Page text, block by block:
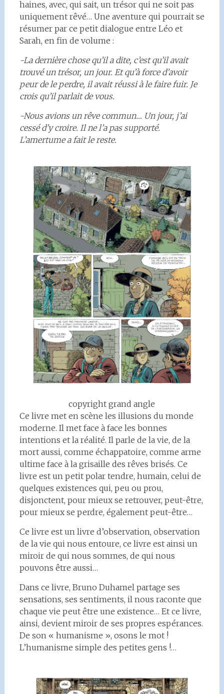
haines, avec, qui sait, un trésor qui ne soit pas
uniquement rêvé… Une aventure qui pourrait se
résumer par ce petit dialogue entre Léo et
Sarah, en fin de volume :
-La dernière chose qu’il a dite, c’est qu’il avait
trouvé un trésor, un jour. Et qu’à force d’avoir
peur de le perdre, il avait réussi à le faire fuir. Je
crois qu’il parlait de vous.
-Nous avions un rêve commun… Un jour, j’ai
cessé d’y croire. Il ne l’a pas supporté.
L’amertume a fait le reste.
copyright grand angle
Ce livre met en scène les illusions du monde
moderne. Il met face à face les bonnes
intentions et la réalité. Il parle de la vie, de la
mort aussi, comme échappatoire, comme arme
ultime face à la grisaille des rêves brisés. Ce
livre est un petit polar tendre, humain, celui de
quelques existences qui, peu ou prou,
disjonctent, pour mieux se retrouver, peut-être,
pour mieux se perdre, également peut-être…
Ce livre est un livre d’observation, observation
de la vie qui nous entoure, ce livre est ainsi un
miroir de qui nous sommes, de qui nous
pouvons être aussi…
Dans ce livre, Bruno Duhamel partage ses
sensations, ses sentiments, il nous raconte que
chaque vie peut être une existence… Et ce livre,
ainsi, devient miroir de ses propres espérances.
De son « humanisme », osons le mot !
L’humanisme simple des petites gens !…